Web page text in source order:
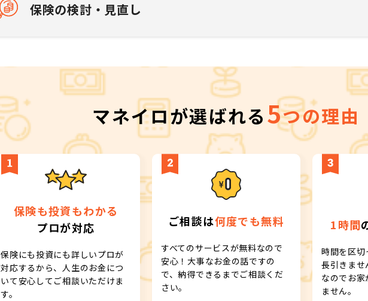
保険の検討・見直し
マネイロが選ばれる5つの理由
保険も投資もわかる
プロが対応
保険にも投資にも詳しいプロが
対応するから、人生のお金につ
いて安心してご相談いただけま
す。
ご相談は何度でも無料
すべてのサービスが無料なので
安心！大事なお金の話ですの
で、納得できるまでご相談くだ
さい。
1時間
時間を区切
長引きませ
なのでお家
ません。